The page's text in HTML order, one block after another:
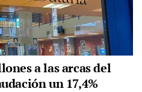
a las arcas del
un 17,4%